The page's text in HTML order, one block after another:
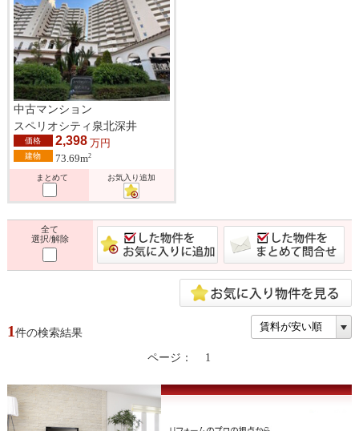
中古マンション
スペリオシティ泉北深井
価格 2,398 万円
建物 73.69m2
まとめて お気入り追加
全て
選択/解除
1件の検索結果
ページ：
1